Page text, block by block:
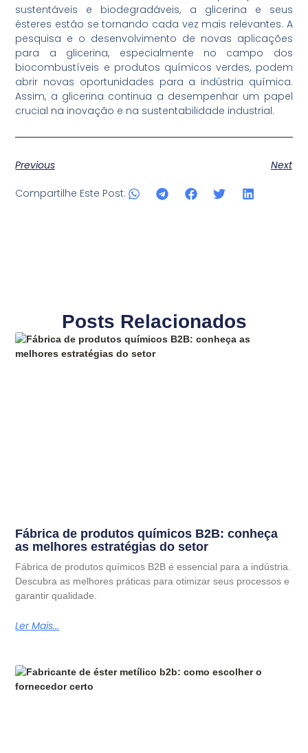
sustentáveis e biodegradáveis, a glicerina e seus
ésteres estão se tornando cada vez mais relevantes. A
pesquisa e o desenvolvimento de novas aplicações
para a glicerina, especialmente no campo dos
biocombustíveis e produtos químicos verdes, podem
abrir novas oportunidades para a indústria química.
Assim, a glicerina continua a desempenhar um papel
crucial na inovação e na sustentabilidade industrial.
Previous Next
Compartilhe Este Post:
Posts Relacionados
Fábrica de produtos químicos B2B: conheça
as melhores estratégias do setor
Fábrica de produtos químicos B2B é essencial para a indústria.
Descubra as melhores práticas para otimizar seus processos e
garantir qualidade.
Ler Mais...